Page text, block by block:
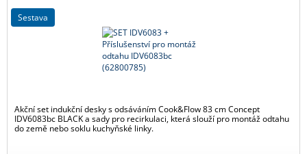
Akční set indukční desky s odsáváním Cook&Flow 83 cm Concept
IDV6083bc BLACK a sady pro recirkulaci, která slouží pro montáž odtahu
do země nebo soklu kuchyňské linky.
sestava